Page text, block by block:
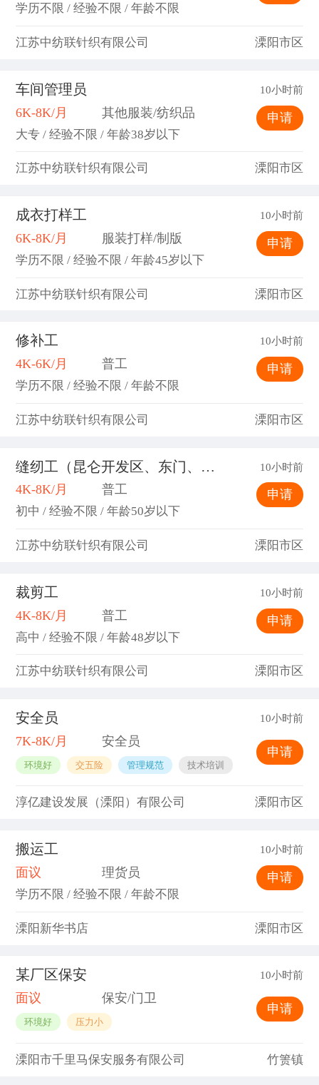
学历不限 / 经验不限 / 年龄不限
江苏中纺联针织有限公司 溧阳市区
车间管理员 10小时前
6K-8K/月 其他服装/纺织品
大专 / 经验不限 / 年龄38岁以下
申请
江苏中纺联针织有限公司 溧阳市区
成衣打样工 10小时前
6K-8K/月 服装打样/制版
学历不限 / 经验不限 / 年龄45岁以下
申请
江苏中纺联针织有限公司 溧阳市区
修补工 10小时前
4K-6K/月 普工
学历不限 / 经验不限 / 年龄不限
申请
江苏中纺联针织有限公司 溧阳市区
缝纫工（昆仑开发区、东门、上兴） 10小时前
4K-8K/月 普工
初中 / 经验不限 / 年龄50岁以下
申请
江苏中纺联针织有限公司 溧阳市区
裁剪工 10小时前
4K-8K/月 普工
高中 / 经验不限 / 年龄48岁以下
申请
江苏中纺联针织有限公司 溧阳市区
安全员 10小时前
7K-8K/月 安全员
环境好 交五险 管理规范 技术培训
申请
淳亿建设发展（溧阳）有限公司 溧阳市区
搬运工 10小时前
面议 理货员
学历不限 / 经验不限 / 年龄不限
申请
溧阳新华书店 溧阳市区
某厂区保安 10小时前
面议 保安/门卫
环境好 压力小
申请
溧阳市千里马保安服务有限公司 竹箦镇